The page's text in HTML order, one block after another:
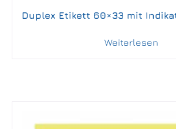
Duplex Etikett 60×33 mit
Weiterlesen